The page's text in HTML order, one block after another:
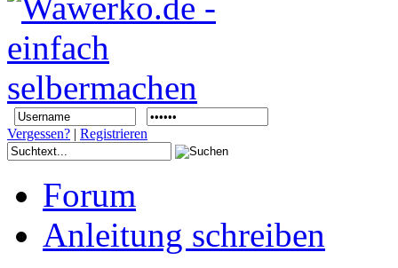
Vergessen? | Registrieren
Forum
Anleitung schreiben